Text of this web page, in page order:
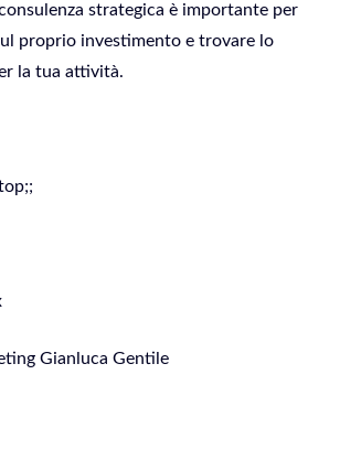
strategica è importante per
proprio investimento e trovare lo
la tua attività.